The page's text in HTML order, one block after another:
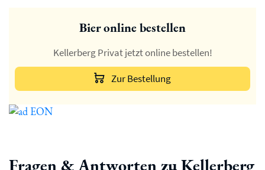
Bier online bestellen
Kellerberg Privat jetzt online bestellen!
Zur Bestellung
Fragen & Antworten zu Kellerberg